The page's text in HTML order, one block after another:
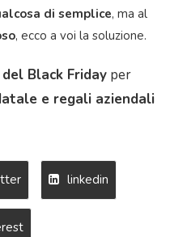
di semplice, ma al
, ecco a voi la soluzione.
Black Friday per
e regali aziendali
linkedin